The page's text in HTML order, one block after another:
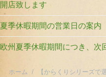
開店致します
夏季休暇期間の営業日の案内
欧州夏季休暇期間につき、次
ホーム / 【からくりシリーズで